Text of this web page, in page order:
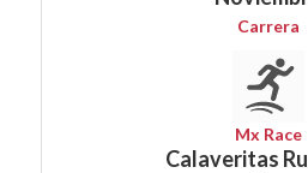
Carrera
Mx Race
Calaveritas